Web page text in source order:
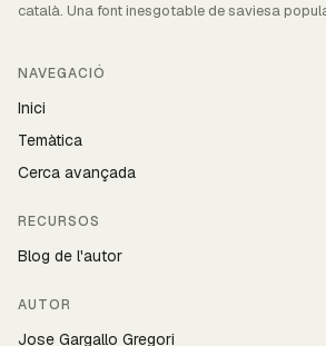
català. Una font inesgotable de saviesa
NAVEGACIÓ
Inici
Temàtica
Cerca avançada
RECURSOS
Blog de l'autor
AUTOR
Jose Gargallo Gregori